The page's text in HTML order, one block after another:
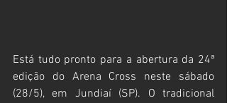
Está tudo pronto para a abertura da 24ª
edição do Arena Cross neste sábado
(28/5), em Jundiaí (SP). O tradicional